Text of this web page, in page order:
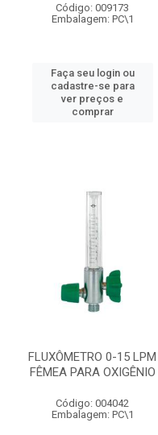
Código: 009173
Embalagem: PC\1
Faça seu login ou
cadastre-se para
ver preços e
comprar
FLUXÔMETRO 0-15 LPM
FÊMEA PARA OXIGÊNIO
Código: 004042
Embalagem: PC\1